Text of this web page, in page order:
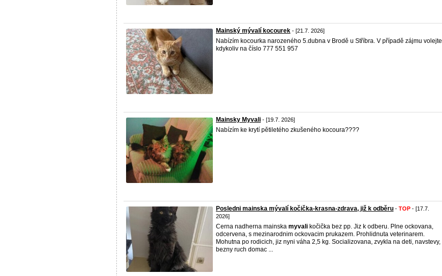
Mainský mývalí kocourek - [21.7. 2026]
Nabízím kocourka narozeného 5.dubna v Brodě u Stříbra. V případě zájmu volejte
kdykoliv na číslo 777 551 957
Mainsky Myvali - [19.7. 2026]
Nabízím ke krytí pětiletého zkušeného kocoura????
Posledni mainska mývalí kočička-krasna-zdrava, již k odběru - TOP - [17.7.
2026]
Cerna nadherna mainska myvali kočička bez pp. Jiz k odberu. Plne ockovana,
odcervena, s mezinarodnim ockovacim prukazem. Prohlidnuta veterinarem.
Mohutna po rodicich, jiz nyni váha 2,5 kg. Socializovana, zvykla na deti, navstevy,
bezny ruch domac ...